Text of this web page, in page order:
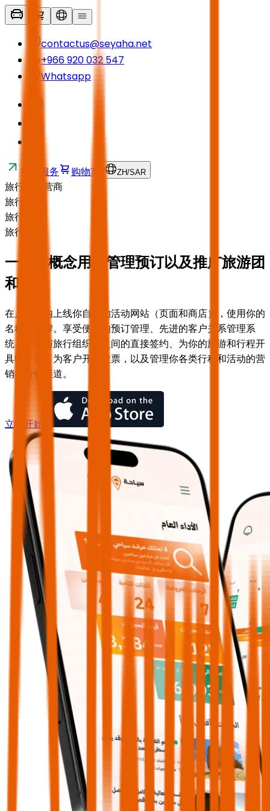
contactus@seyaha.net
+966 920 032 547
Whatsapp
接送服务 购物车 ZH/SAR
旅行社运营商
旅行社
旅行社
旅行社
一个新概念用于管理预订以及推广旅游团
和景点
在几分钟内上线你自己的活动网站（页面和商店），使用你的
名称和品牌。享受便捷的预订管理、先进的客户关系管理系
统、导游与旅行组织者之间的直接签约、为你的旅游和行程开
具电子票、为客户开具发票，以及管理你各类行程和活动的营
销与分销渠道。
立即开始